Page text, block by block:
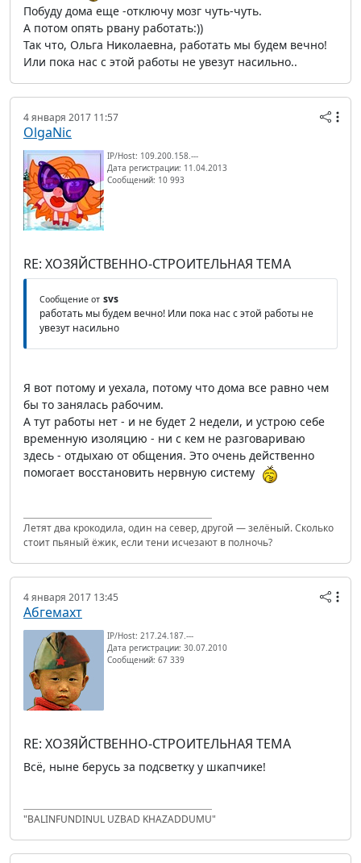
Побуду дома еще -отключу мозг чуть-чуть.
А потом опять рвану работать:))
Так что, Ольга Николаевна, работать мы будем вечно!
Или пока нас с этой работы не увезут насильно..
4 января 2017 11:57
OlgaNic
IP/Host: 109.200.158.---
Дата регистрации: 11.04.2013
Сообщений: 10 993
RE: ХОЗЯЙСТВЕННО-СТРОИТЕЛЬНАЯ ТЕМА
Сообщение от svs
работать мы будем вечно! Или пока нас с этой работы не
увезут насильно
Я вот потому и уехала, потому что дома все равно чем
бы то занялась рабочим.
А тут работы нет - и не будет 2 недели, и устрою себе
временную изоляцию - ни с кем не разговариваю
здесь - отдыхаю от общения. Это очень действенно
помогает восстановить нервную систему
Летят два крокодила, один на север, другой — зелёный. Сколько
стоит пьяный ёжик, если тени исчезают в полночь?
4 января 2017 13:45
Абгемахт
IP/Host: 217.24.187.---
Дата регистрации: 30.07.2010
Сообщений: 67 339
RE: ХОЗЯЙСТВЕННО-СТРОИТЕЛЬНАЯ ТЕМА
Всё, ныне берусь за подсветку у шкапчике!
"BALINFUNDINUL UZBAD KHAZADDUMU"